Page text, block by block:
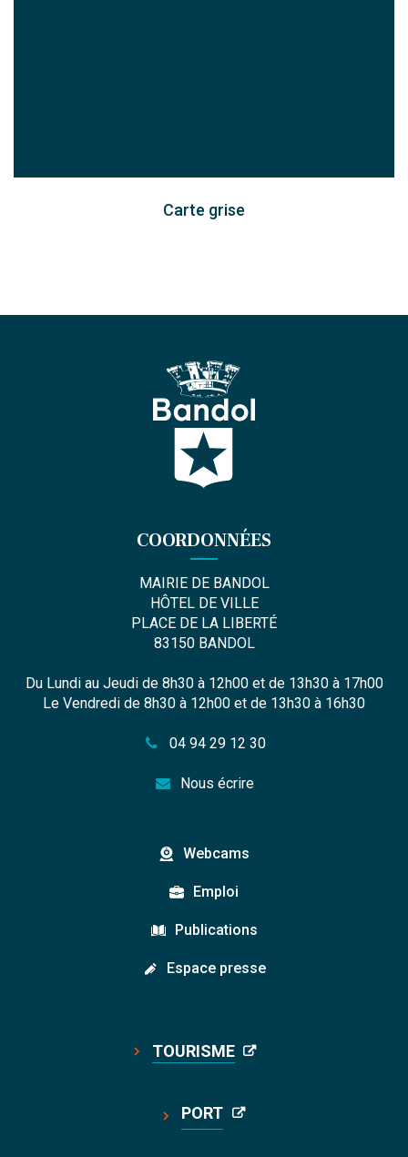
Carte grise
COORDONNÉES
MAIRIE DE BANDOL
HÔTEL DE VILLE
PLACE DE LA LIBERTÉ
83150 BANDOL
Du Lundi au Jeudi de 8h30 à 12h00 et de 13h30 à 17h00
Le Vendredi de 8h30 à 12h00 et de 13h30 à 16h30
04 94 29 12 30
Nous écrire
Webcams
Emploi
Publications
Espace presse
TOURISME
PORT